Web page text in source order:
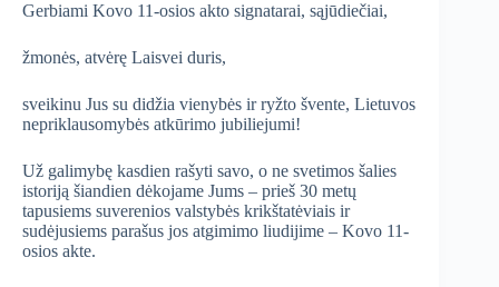
Gerbiami Kovo 11-osios akto signatarai, sąjūdiečiai,
žmonės, atvėrę Laisvei duris,
sveikinu Jus su didžia vienybės ir ryžto švente, Lietuvos
nepriklausomybės atkūrimo jubiliejumi!
Už galimybę kasdien rašyti savo, o ne svetimos šalies
istoriją šiandien dėkojame Jums – prieš 30 metų
tapusiems suverenios valstybės krikštatėviais ir
sudėjusiems parašus jos atgimimo liudijime – Kovo 11-
osios akte.